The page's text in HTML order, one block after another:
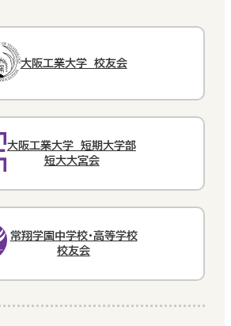
大阪工業大学 校友会
大阪工業大学 短期大学部
短大大宮会
常翔学園中学校・高等学校
校友会